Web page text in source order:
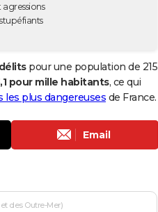
agressions
pour une population de 215
pour mille habitants, ce qui
les plus dangereuses de France.
Email
des Outre-Mer)